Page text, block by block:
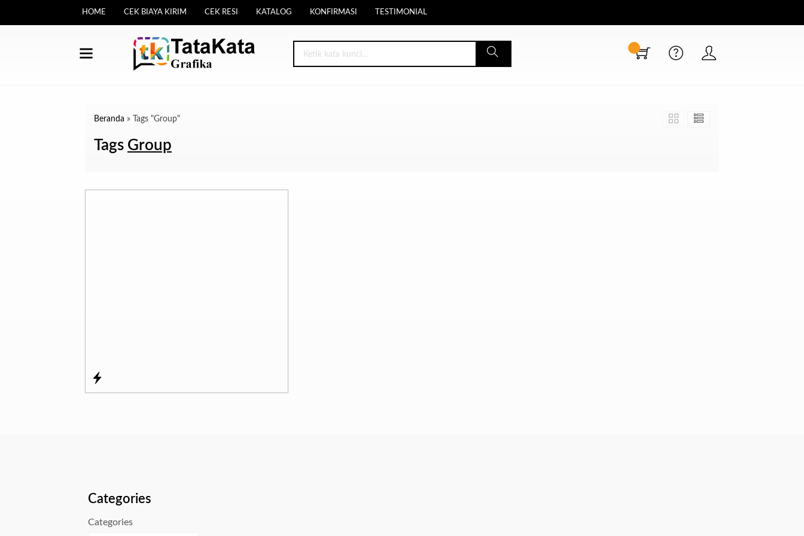
HOME CEK BIAYA KIRIM CEK RESI KATALOG KONFIRMASI TESTIMONIAL
Beranda » Tags "Group"
Tags Group
Categories
Categories